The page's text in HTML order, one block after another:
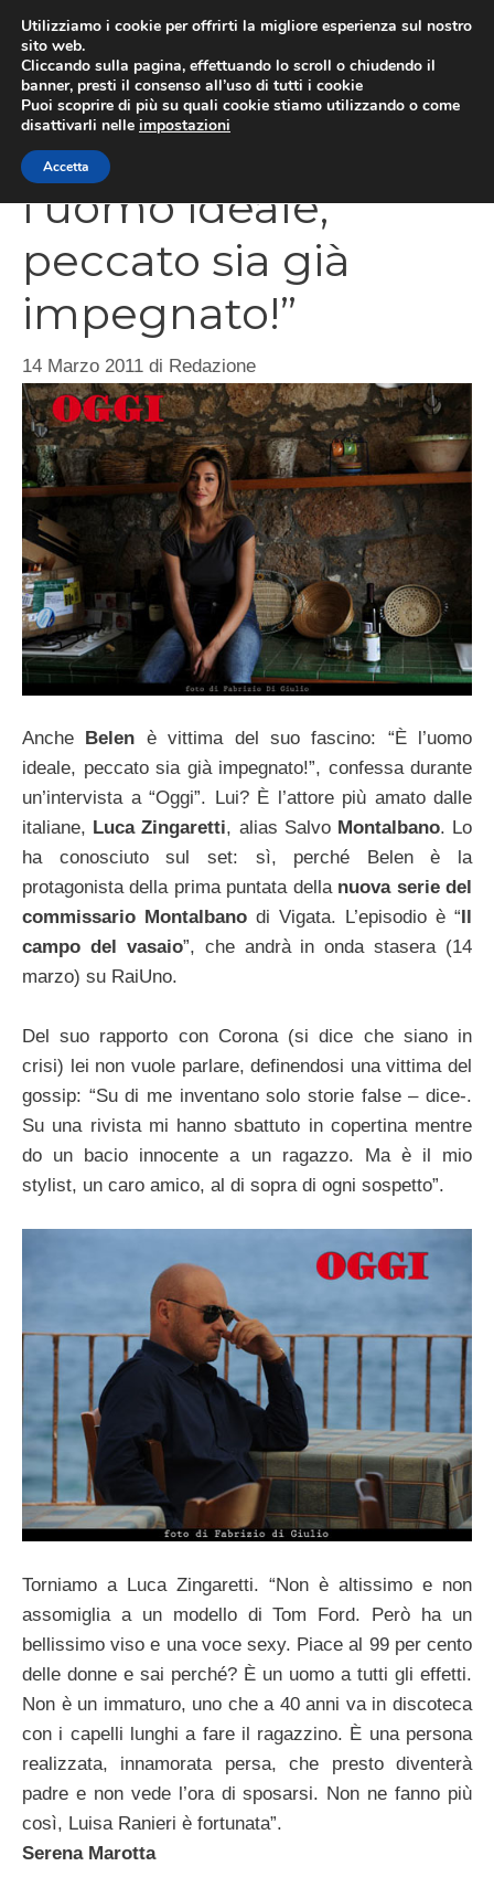
contenuto
Belen-Zingaretti: “È
l’uomo ideale,
peccato sia già
impegnato!”
14 Marzo 2011 di Redazione
Anche Belen è vittima del suo fascino: “È l’uomo
ideale, peccato sia già impegnato!”, confessa durante
un’intervista a “Oggi”. Lui? È l’attore più amato dalle
italiane, Luca Zingaretti, alias Salvo Montalbano. Lo
ha conosciuto sul set: sì, perché Belen è la
protagonista della prima puntata della nuova serie del
commissario Montalbano di Vigata. L’episodio è “
campo del vasaio”, che andrà in onda stasera (14
marzo) su RaiUno.
Del suo rapporto con Corona (si dice che siano in
crisi) lei non vuole parlare, definendosi una vittima del
gossip: “Su di me inventano solo storie false – dice-.
Su una rivista mi hanno sbattuto in copertina mentre
do un bacio innocente a un ragazzo. Ma è il mio
stylist, un caro amico, al di sopra di ogni sospetto”.
Torniamo a Luca Zingaretti. “Non è altissimo e non
assomiglia a un modello di Tom Ford. Però ha un
bellissimo viso e una voce sexy. Piace al 99 per cento
delle donne e sai perché? È un uomo a tutti gli effetti.
Non è un immaturo, uno che a 40 anni va in discoteca
con i capelli lunghi a fare il ragazzino. È una persona
realizzata, innamorata persa, che presto diventerà
padre e non vede l’ora di sposarsi. Non ne fanno più
così, Luisa Ranieri è fortunata”.
Serena Marotta
Utilizziamo i cookie per offrirti la migliore esperienza sul nostro
sito web.
Cliccando sulla pagina, effettuando lo scroll o chiudendo il
banner, presti il consenso all’uso di tutti i cookie
Puoi scoprire di più su quali cookie stiamo utilizzando o come
disattivarli nelle impostazioni
Accetta